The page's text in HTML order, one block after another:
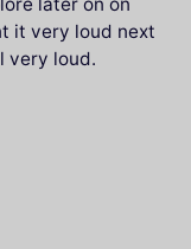
it very loud next
very loud.